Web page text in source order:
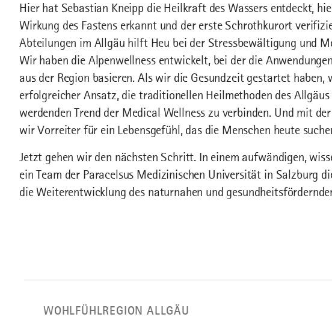
Hier hat Sebastian Kneipp die Heilkraft des Wassers entdeckt,
Wirkung des Fastens erkannt und der erste Schrothkurort
Abteilungen im Allgäu hilft Heu bei der Stressbewältigung und
Wir haben die Alpenwellness entwickelt, bei der die
aus der Region basieren. Als wir die Gesundzeit gestartet haben,
erfolgreicher Ansatz, die traditionellen Heilmethoden des
werdenden Trend der Medical Wellness zu verbinden. Und mit
wir Vorreiter für ein Lebensgefühl, das die Menschen heute
Jetzt gehen wir den nächsten Schritt. In einem aufwändigen,
ein Team der Paracelsus Medizinischen Universität in Salzburg
die Weiterentwicklung des naturnahen und
WOHLFÜHLREGION ALLGÄU